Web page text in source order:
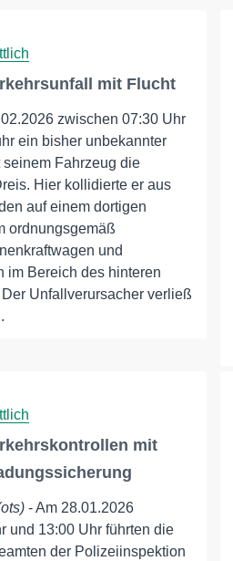
mit Flucht
zwischen 07:30 Uhr
ein bisher unbekannter
seinem Fahrzeug die
Hier kollidierte er aus
auf einem dortigen
ordnungsgemäß
und
im Bereich des hinteren
Unfallverursacher verließ
mit
- Am 28.01.2026
und 13:00 Uhr führten die
der Polizeiinspektion